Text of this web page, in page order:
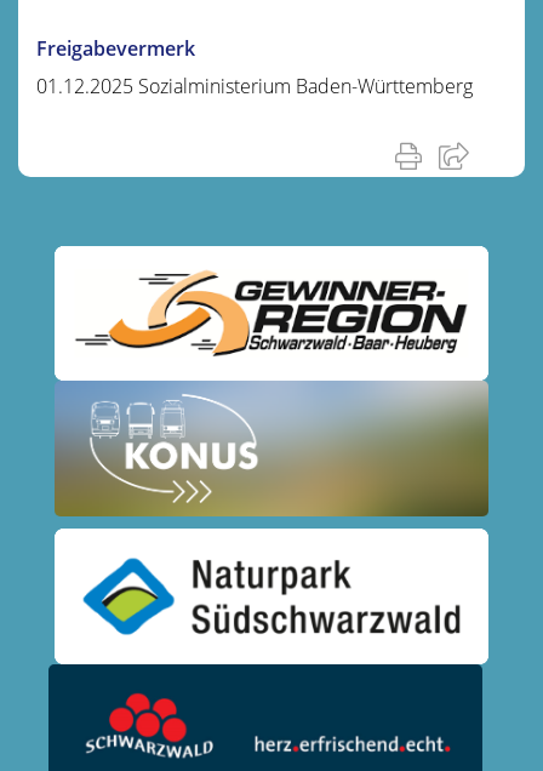
Freigabevermerk
01.12.2025 Sozialministerium Baden-Württemberg